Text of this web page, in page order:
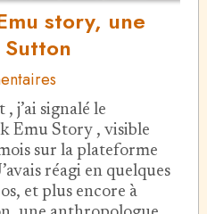
story, une
j’ai signalé le
Emu Story , visible
sur la plateforme
réagi en quelques
et plus encore à